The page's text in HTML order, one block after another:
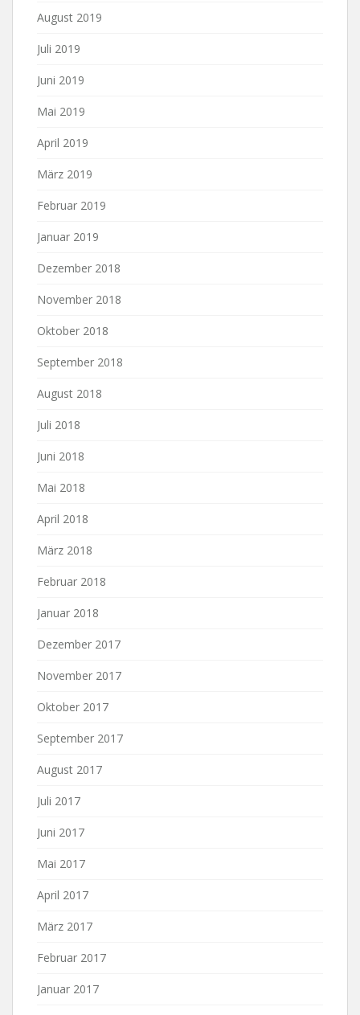
August 2019
Juli 2019
Juni 2019
Mai 2019
April 2019
März 2019
Februar 2019
Januar 2019
Dezember 2018
November 2018
Oktober 2018
September 2018
August 2018
Juli 2018
Juni 2018
Mai 2018
April 2018
März 2018
Februar 2018
Januar 2018
Dezember 2017
November 2017
Oktober 2017
September 2017
August 2017
Juli 2017
Juni 2017
Mai 2017
April 2017
März 2017
Februar 2017
Januar 2017